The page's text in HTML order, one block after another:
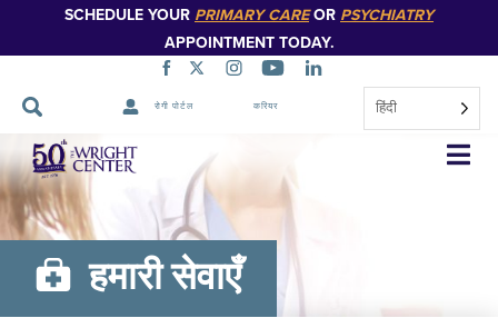
SCHEDULE YOUR PRIMARY CAREOR PSYCHIATRY
APPOINTMENT TODAY.
रोगी पोर्टल करियर हिंदी
नेविगेशन
छोड़ें
हमारी सेवाएँ